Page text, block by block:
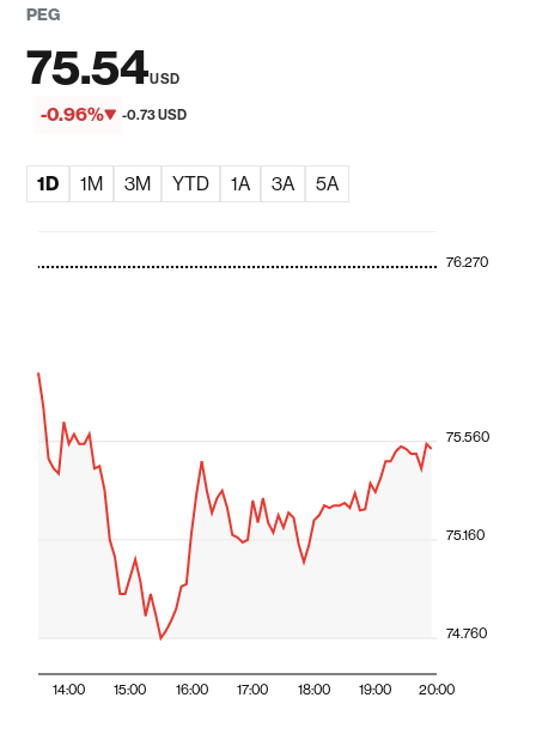
PEG
75.54USD
-0.96% -0.73 USD
1D 1M 3M YTD 1A 3A 5A
14:00 15:00 16:00 17:00 18:00 19:00 20:00
74.760
75.160
75.560
76.270